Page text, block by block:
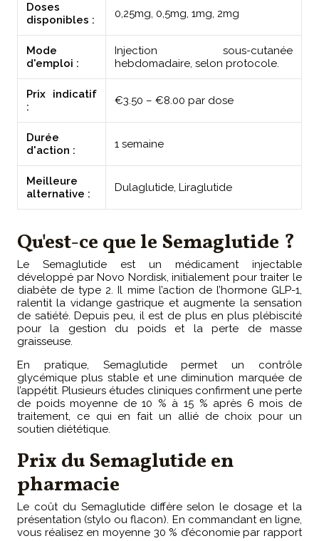
Doses
disponibles :
0,25mg, 0,5mg, 1mg, 2mg
Mode
d'emploi :
Injection sous-cutanée
hebdomadaire, selon protocole.
Prix indicatif
:
€3.50 – €8.00 par dose
Durée
d'action :
1 semaine
Meilleure
alternative :
Dulaglutide, Liraglutide
Qu'est-ce que le Semaglutide ?
Le Semaglutide est un médicament injectable
développé par Novo Nordisk, initialement pour traiter le
diabète de type 2. Il mime l’action de l’hormone GLP-1,
ralentit la vidange gastrique et augmente la sensation
de satiété. Depuis peu, il est de plus en plus plébiscité
pour la gestion du poids et la perte de masse
graisseuse.
En pratique, Semaglutide permet un contrôle
glycémique plus stable et une diminution marquée de
l’appétit. Plusieurs études cliniques confirment une perte
de poids moyenne de 10 % à 15 % après 6 mois de
traitement, ce qui en fait un allié de choix pour un
soutien diététique.
Prix du Semaglutide en
pharmacie
Le coût du Semaglutide diffère selon le dosage et la
présentation (stylo ou flacon). En commandant en ligne,
vous réalisez en moyenne 30 % d’économie par rapport